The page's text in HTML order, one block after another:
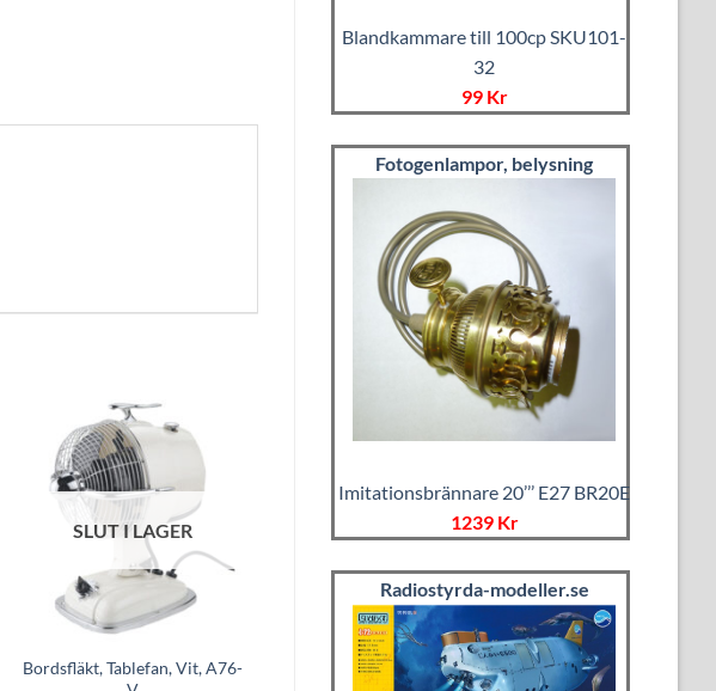
Blandkammare till 100cp SKU101-
32
99 Kr
Fotogenlampor, belysning
Imitationsbrännare 20’’’ E27 BR20E
1239 Kr
Radiostyrda-modeller.se
SLUT I LAGER
Bordsfläkt, Tablefan, Vit, A76-